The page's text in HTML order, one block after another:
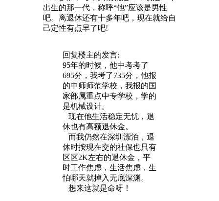
出生的那一代，称呼“他”应该是男性
吧。离退休还有十多年吧，现在就给自
己定性有点早了吧!
回复楼主的发言:
95年的时候，他中考考了
695分，我考了735分，他报
的中师师范学校，我报的国
家部属重点中专学校，学的
是机械设计。
现在他生活稳定无忧，退
休也有高额退休金。
而我仍然在深圳漂泊，退
休时按现在交的社保也只有
区区2K左右的退休金，平
时工作焦虑，生活焦虑，生
怕哪天就掉入无底深渊。
想来这就是命呀！